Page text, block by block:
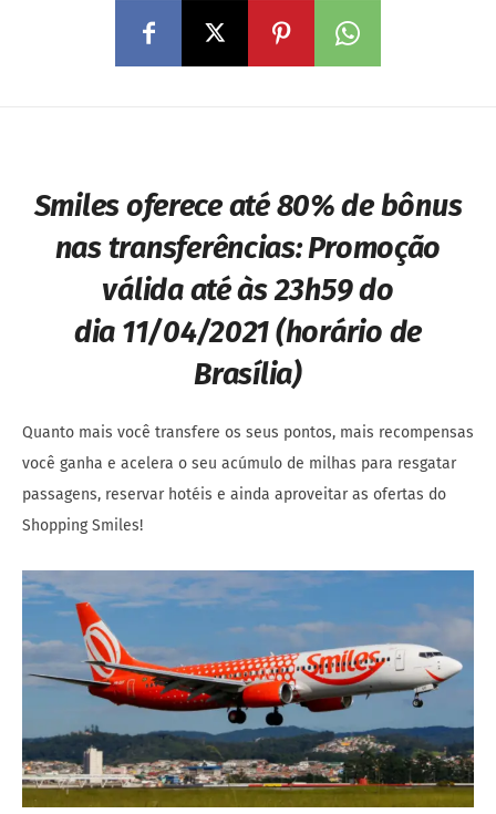
Smiles oferece até 80% de bônus
nas transferências: Promoção
válida até às 23h59 do
dia 11/04/2021 (horário de
Brasília)
Quanto mais você transfere os seus pontos, mais recompensas
você ganha e acelera o seu acúmulo de milhas para resgatar
passagens, reservar hotéis e ainda aproveitar as ofertas do
Shopping Smiles!